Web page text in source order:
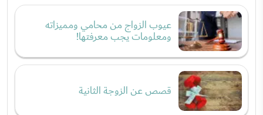
عيوب الزواج من محامي ومميزاته
ومعلومات يجب معرفتها!
قصص عن الزوجة الثانية